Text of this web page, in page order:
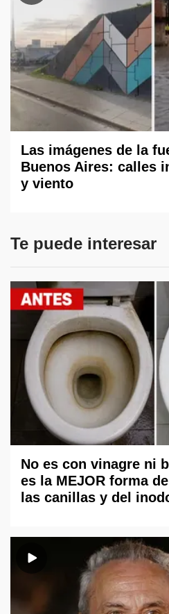
Las imágenes de la
Buenos Aires: calles
y viento
Te puede interesar
No es con vinagre ni
es la MEJOR forma
las canillas y del